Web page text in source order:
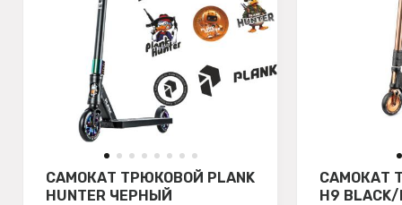
САМОКАТ ТРЮКОВОЙ PLANK
HUNTER ЧЕРНЫЙ
САМОКАТ
H9 BLACK/